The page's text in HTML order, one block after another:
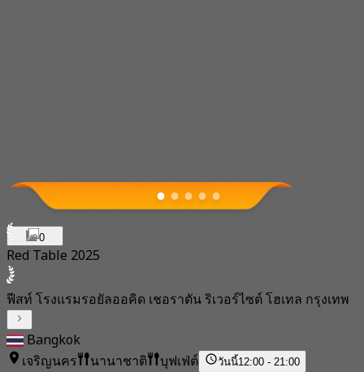
0
Red Table 2025
ฟีสท์ โรงแรมรอยัลออคิด เชอราตัน ริเวอร์ไซต์ โฮเทล กรุงเทพ
Bangkok
เจริญนคร
นานาชาติ บุฟเฟ่ต์ วันนี้12:00 - 21:00